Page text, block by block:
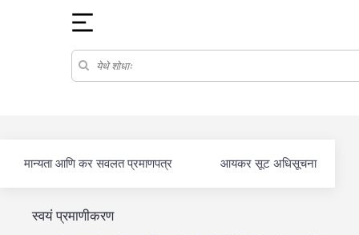
मान्यता आणि कर सवलत प्रमाणपत्र आयकर सूट अधिसूचना
स्वयं प्रमाणीकरण